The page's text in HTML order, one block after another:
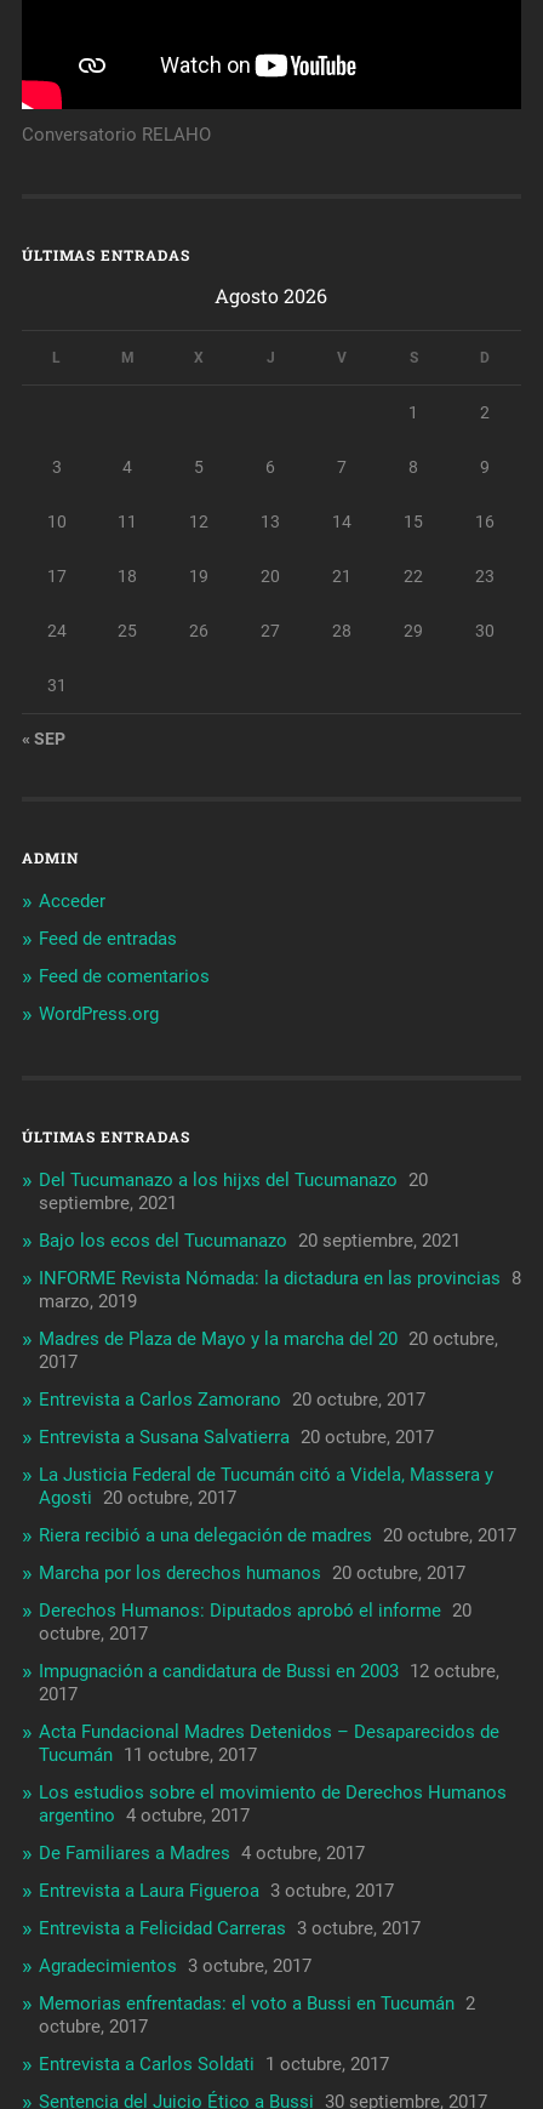
Conversatorio RELAHO
ÚLTIMAS ENTRADAS
Agosto 2026
L M X J V S D
1 2
3 4 5 6 7 8 9
10 11 12 13 14 15 16
17 18 19 20 21 22 23
24 25 26 27 28 29 30
31
« SEP
ADMIN
Acceder
Feed de entradas
Feed de comentarios
WordPress.org
ÚLTIMAS ENTRADAS
Del Tucumanazo a los hijxs del Tucumanazo
20
septiembre, 2021
Bajo los ecos del Tucumanazo
20 septiembre, 2021
INFORME Revista Nómada: la dictadura en las provincias
8
marzo, 2019
Madres de Plaza de Mayo y la marcha del 20 20 octubre,
2017
Entrevista a Carlos Zamorano
20 octubre, 2017
Entrevista a Susana Salvatierra 20 octubre, 2017
La Justicia Federal de Tucumán citó a Videla, Massera y
Agosti
20 octubre, 2017
Riera recibió a una delegación de madres
20 octubre, 2017
Marcha por los derechos humanos
20 octubre, 2017
Derechos Humanos: Diputados aprobó el informe 20
octubre, 2017
Impugnación a candidatura de Bussi en 2003 12 octubre,
2017
Acta Fundacional Madres Detenidos – Desaparecidos de
Tucumán 11 octubre, 2017
Los estudios sobre el movimiento de Derechos Humanos
argentino 4 octubre, 2017
De Familiares a Madres 4 octubre, 2017
Entrevista a Laura Figueroa 3 octubre, 2017
Entrevista a Felicidad Carreras 3 octubre, 2017
Agradecimientos 3 octubre, 2017
Memorias enfrentadas: el voto a Bussi en Tucumán 2
octubre, 2017
Entrevista a Carlos Soldati
1 octubre, 2017
Sentencia del Juicio Ético a Bussi 30 septiembre, 2017